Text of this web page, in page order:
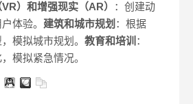
）和增强现实（AR）
：创建动
体验。 建筑和城市规划 ：根据
模拟城市规划。 教育和培训 ：
模拟紧急情况。